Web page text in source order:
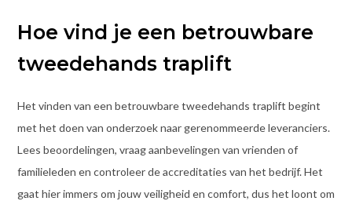
Hoe vind je een betrouwbare
tweedehands traplift
Het vinden van een betrouwbare tweedehands traplift begint
met het doen van onderzoek naar gerenommeerde leveranciers.
Lees beoordelingen, vraag aanbevelingen van vrienden of
familieleden en controleer de accreditaties van het bedrijf. Het
gaat hier immers om jouw veiligheid en comfort, dus het loont om